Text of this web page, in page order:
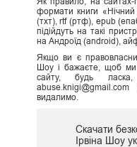
формати книги
(тхт), rtf (ртф), epub
підійдуть на такі
на Андроїд (android),
Якщо ви є
Шоу і бажаєте, щоб ми
сайту, будь
видалимо.
Скачати
Ірвіна Шоу